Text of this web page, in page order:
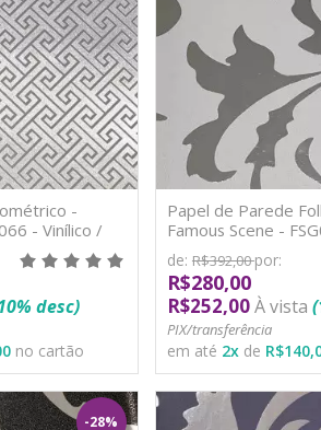
-
- Vinílico /
desc)
no cartão
Papel de Parede
Famous Scene -
TNT
de: R$392,00por:
R$280,00
R$252,00À vista
PIX/transferência
em até 2xde
-28%